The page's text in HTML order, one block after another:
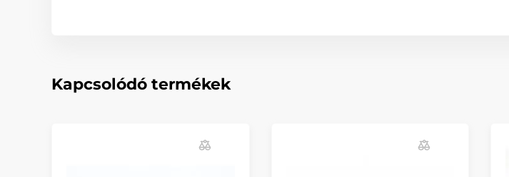
Kapcsolódó termékek